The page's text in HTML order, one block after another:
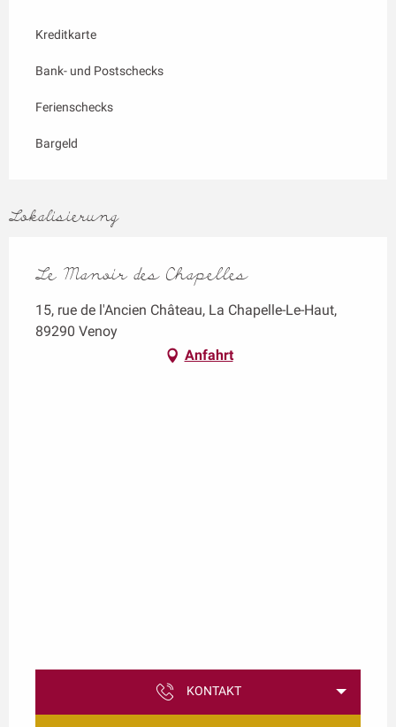
Kreditkarte
Bank- und Postschecks
Ferienschecks
Bargeld
Lokalisierung
Le Manoir des Chapelles
15, rue de l'Ancien Château, La Chapelle-Le-Haut,
89290 Venoy
Anfahrt
KONTAKT